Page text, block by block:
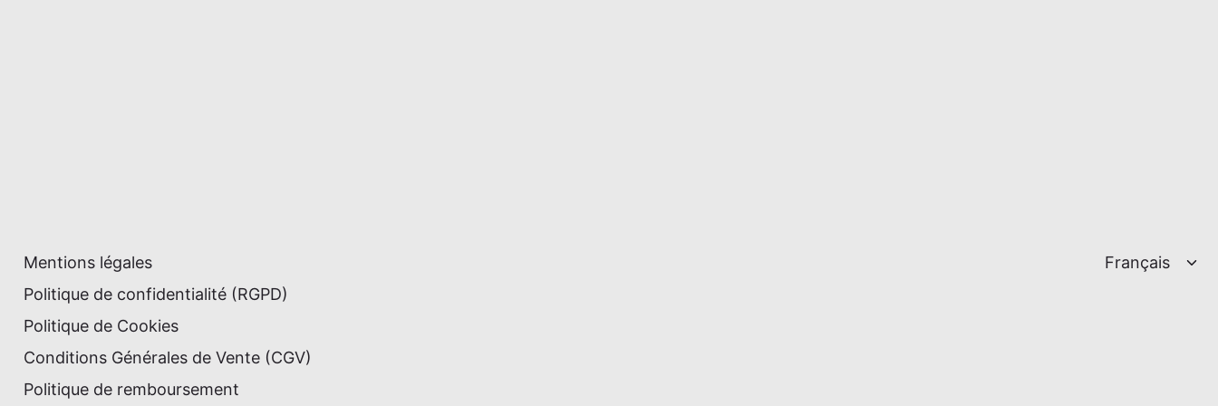
Mentions légales
Politique de confidentialité (RGPD)
Politique de Cookies
Conditions Générales de Vente (CGV)
Politique de remboursement